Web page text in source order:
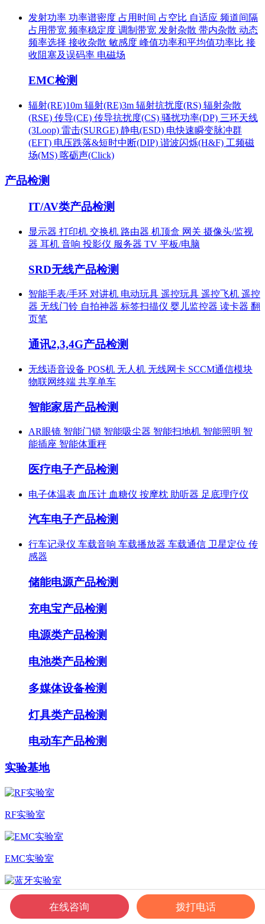
发射功率 功率谱密度 占用时间 占空比 自适应 频道间隔
占用带宽 频率稳定度 调制带宽 发射杂散 带内杂散 动态
频率选择 接收杂散 敏感度 峰值功率和平均值功率比 接
收阻塞及误码率 电磁场
EMC检测
辐射(RE)10m 辐射(RE)3m 辐射抗扰度(RS) 辐射杂散
(RSE) 传导(CE) 传导抗扰度(CS) 骚扰功率(DP) 三环天线
(3Loop) 雷击(SURGE) 静电(ESD) 电快速瞬变脉冲群
(EFT) 电压跌落&短时中断(DIP) 谐波闪烁(H&F) 工频磁
场(MS) 喀砺声(Click)
产品检测
IT/AV类产品检测
显示器 打印机 交换机 路由器 机顶盒 网关 摄像头/监视
器 耳机 音响 投影仪 服务器 TV 平板/电脑
SRD无线产品检测
智能手表/手环 对讲机 电动玩具 遥控玩具 遥控飞机 遥控
器 无线门铃 自拍神器 标签扫描仪 婴儿监控器 读卡器 翻
页笔
通讯2,3,4G产品检测
无线语音设备 POS机 无人机 无线网卡 SCCM通信模块
物联网终端 共享单车
智能家居产品检测
AR眼镜 智能门锁 智能吸尘器 智能扫地机 智能照明 智
能插座 智能体重秤
医疗电子产品检测
电子体温表 血压计 血糖仪 按摩枕 助听器 足底理疗仪
汽车电子产品检测
行车记录仪 车载音响 车载播放器 车载通信 卫星定位 传
感器
储能电源产品检测
充电宝产品检测
电源类产品检测
电池类产品检测
多媒体设备检测
灯具类产品检测
电动车产品检测
实验基地
RF实验室
EMC实验室
蓝牙实验室在线咨询 拨打电话